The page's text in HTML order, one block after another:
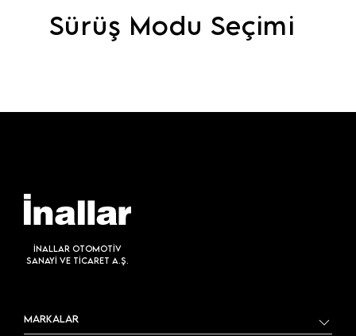
Sürüş Modu Seçimi
İNALLAR OTOMOTİV
SANAYİ VE TİCARET A.Ş.
MARKALAR